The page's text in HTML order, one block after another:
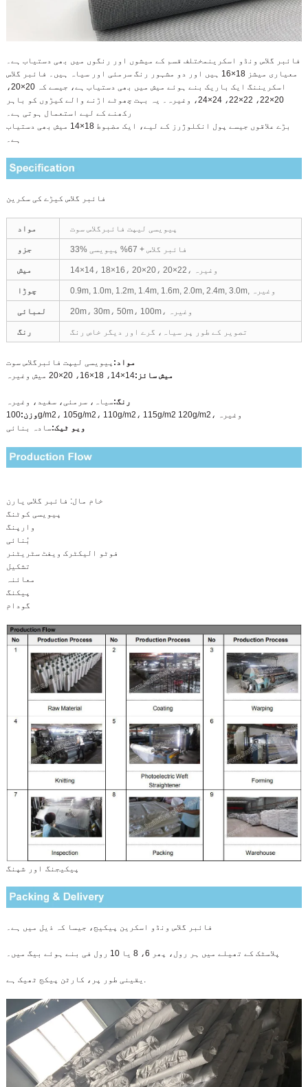
فائبر گلاس ونڈو اسکرینمختلف قسم کے میشوں اور رنگوں میں بھی دستیاب ہے۔
معیاری میشز 18×16 ہیں اور دو مشہور رنگ سرمئی اور سیاہ ہیں۔ فائبر گلاس
اسکریننگ ایک باریک بنے ہوئے میش میں بھی دستیاب ہے، جیسے کہ 20×20،
20×22، 22×22، 24×24، وغیرہ۔ یہ بہت چھوٹے اڑنے والے کیڑوں کو باہر
رکھنے کے لیے استعمال ہوتی ہے۔
بڑے علاقوں جیسے پول انکلوژرز کے لیے، ایک مضبوط 18×14 میش بھی دستیاب
ہے۔
فائبر گلاس کیڑے کی سکرین
مواد پیویسی لیپت فائبرگلاس سوت
جزو 33% فائبر گلاس + 67% پیویسی
میش 14×14، 18×16، 20×20، 20×22، وغیرہ
چوڑا 0.9m, 1.0m, 1.2m, 1.4m, 1.6m, 2.0m, 2.4m, 3.0m, وغیرہ
لمبائی 20m، 30m، 50m، 100m، وغیرہ
رنگ تصویر کے طور پر سیاہ، گرے اور دیگر خاص رنگ
مواد: پیویسی لیپت فائبرگلاس سوت
میش سائز:14×14، 18×16، 20×20 میش وغیرہ
رنگ:سیاہ، سرمئی، سفید، وغیرہ
وزن:
100g/m2، 105g/m2، 110g/m2، 115g/m2 120g/m2، وغیرہ
ویو ٹیک:سادہ بنائی
خام مال: فائبر گلاس یارن
پیویسی کوٹنگ
وارپنگ
بُنائی
فوٹو الیکٹرک ویفٹ سٹریٹنر
تشکیل
معائنہ
پیکنگ
گودام
پیکیجنگ اور شپنگ
فائبر گلاس ونڈو اسکرین پیکیج، جیسا کہ ذیل میں ہے۔
پلاسٹک کے تھیلے میں ہر رول، پھر 6، 8 یا 10 رول فی بنے ہوئے بیگ میں۔
یقینی طور پر، کارٹن پیکج ٹھیک ہے.